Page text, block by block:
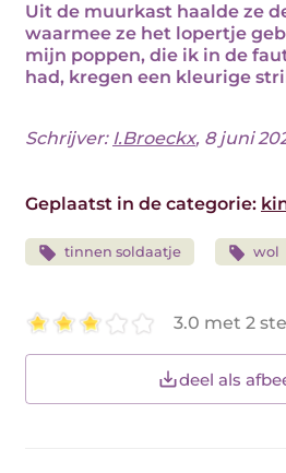
Uit de muurkast haalde ze
waarmee ze het lopertje
mijn poppen, die ik in de
had, kregen een kleurige
Schrijver: I.Broeckx, 8 juni
Geplaatst in de categorie:
tinnen soldaatje wol
3.0 met 2
deel als